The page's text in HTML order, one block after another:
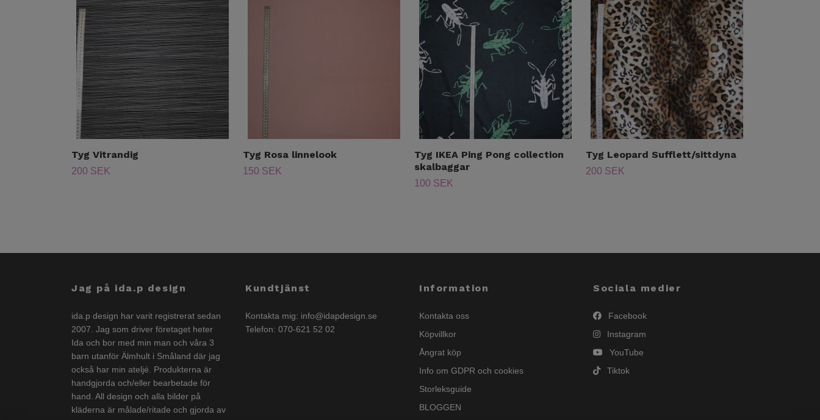
Tyg Vitrandig
200 SEK
Tyg Rosa linnelook
150 SEK
Tyg IKEA Ping Pong collection
skalbaggar
100 SEK
Tyg Leopard Sufflett/sittdyna
200 SEK
Jag på ida.p design
ida.p design har varit registrerat sedan
2007. Jag som driver företaget heter
Ida och bor med min man och våra 3
barn utanför Älmhult i Småland där jag
också har min ateljé. Produkterna är
handgjorda och/eller bearbetade för
hand. All design och alla bilder på
kläderna är målade/ritade och gjorda av
Kundtjänst
Kontakta mig: info@idapdesign.se
Telefon: 070-621 52 02
Information
Kontakta oss
Köpvillkor
Ångrat köp
Info om GDPR och cookies
Storleksguide
BLOGGEN
Sociala medier
Facebook
Instagram
YouTube
Tiktok